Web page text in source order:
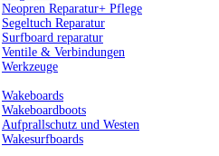
Neopren Reparatur+ Pflege
Segeltuch Reparatur
Surfboard reparatur
Ventile & Verbindungen
Werkzeuge
Wakeboards
Wakeboardboots
Aufprallschutz und Westen
Wakesurfboards